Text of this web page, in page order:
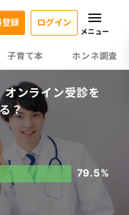
子育て本 ホンネ調査
登録 ログイン
メニュー
オンライン受診を
？
79.5%